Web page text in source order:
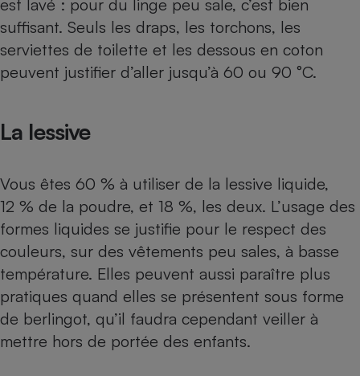
est lavé : pour du linge peu sale, c’est bien
suffisant. Seuls les draps, les torchons, les
serviettes de toilette et les dessous en coton
peuvent justifier d’aller jusqu’à 60 ou 90 °C.
La lessive
Vous êtes 60 % à utiliser de la lessive liquide,
12 % de la poudre, et 18 %, les deux. L’usage des
formes liquides se justifie pour le respect des
couleurs, sur des vêtements peu sales, à basse
température. Elles peuvent aussi paraître plus
pratiques quand elles se présentent sous forme
de berlingot, qu’il faudra cependant veiller à
mettre hors de portée des enfants.